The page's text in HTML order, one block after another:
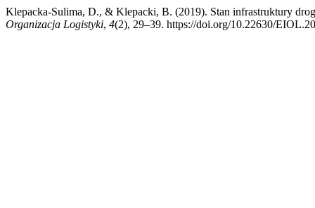
Klepacka-Sulima, D., & Klepacki, B. (2019). Stan infrastruktury
Organizacja Logistyki, 4(2), 29–39. https://doi.org/10.22630/